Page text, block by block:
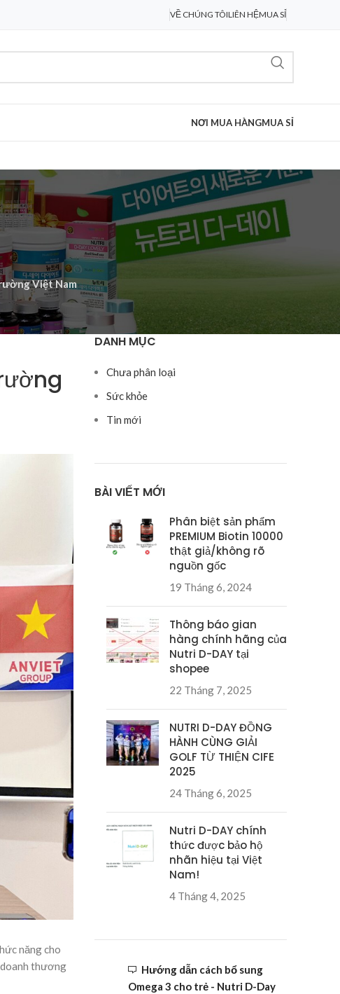
VỀ CHÚNG TÔILIÊN HỆMUA SỈ
NƠI MUA HÀNGMUA SỈ
Việt Nam
năng cho
doanh thương
DANH MỤC
Chưa phân loại
Sức khỏe
Tin mới
BÀI VIẾT MỚI
Phân biệt sản phẩm
PREMIUM Biotin 10000
thật giả/không rõ
nguồn gốc
19 Tháng 6, 2024
Thông báo gian
hàng chính hãng của
Nutri D-DAY tại
shopee
22 Tháng 7, 2025
NUTRI D-DAY ĐỒNG
HÀNH CÙNG GIẢI
GOLF TỪ THIỆN CIFE
2025
24 Tháng 6, 2025
Nutri D-DAY chính
thức được bảo hộ
nhãn hiệu tại Việt
Nam!
4 Tháng 4, 2025
Hướng dẫn cách bổ sung
Omega 3 cho trẻ - Nutri D-Day